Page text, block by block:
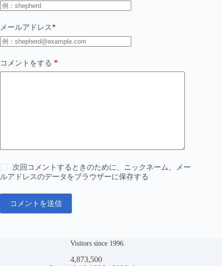
メールアドレス*
コメントをする *
次回コメントするときのために、ニックネーム、メー
ルアドレスのデータをブラウザーに保存する
コメントを送信
Visitors since 1996.
4,873,500